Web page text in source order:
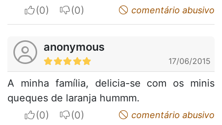
I apreciateI do not appreciatecomentário abusivo
anonymous
17/06/2015
A minha família, delicia-se com os minis
queques de laranja hummm.
I apreciateI do not appreciatecomentário abusivo